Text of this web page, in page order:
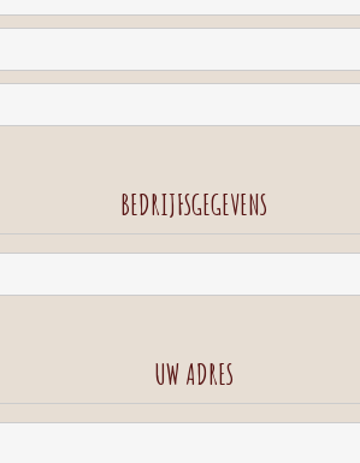
BEDRIJFSGEGEVENS
UW ADRES